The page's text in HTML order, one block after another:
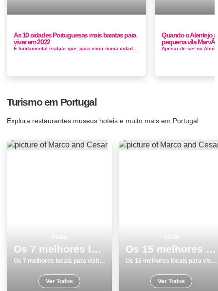
As 10 cidades Portuguesas mais baratas para
viver em 2022
Quando o Alentejo
pequena vila
Turismo em Portugal
Explora restaurantes museus hoteis e muito mais em Portugal
Os 7 melhores locais para visitar em Torres Vedras
Os 7 melhores locais para visitar em Torres Vedras
Ver Todos
Os 15 melhores locais para visitar em SetÃºbal
Os 15 melhores locais para visitar em SetÃºbal
Ver Todos